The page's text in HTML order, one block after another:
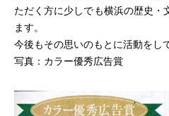
ただく方に少しでも横浜の歴史・
ます。
今後もその思いのもとに活動をし
写真：カラー優秀広告賞